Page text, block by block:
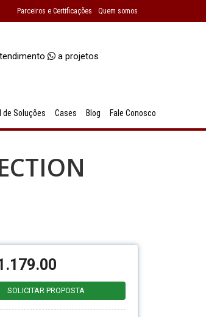
Parceiros e Certificações Quem somos
a projetos
de Soluções Cases Blog Fale Conosco
SOLICITAR PROPOSTA